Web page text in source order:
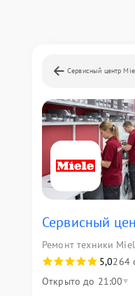
Сервисный центр
Сервисный
Ремонт техники
5,0264
Открыто до 21:00